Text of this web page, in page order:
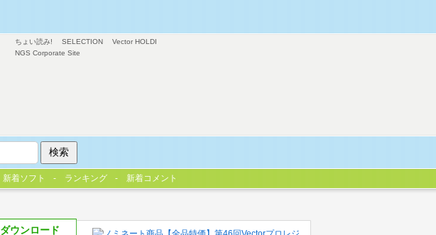
ダウンロード
ちょい読み! SELECTION
Vector HOLDI
NGS Corporate Site
新着ソフト ランキング 新着コメント